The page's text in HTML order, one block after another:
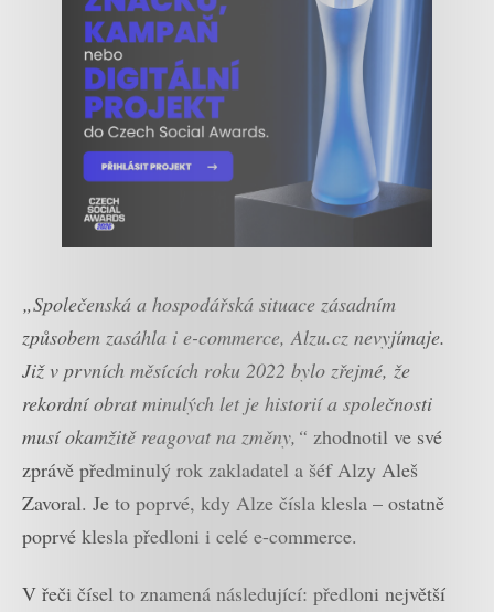
„Společenská a hospodářská situace zásadním
způsobem zasáhla i e-commerce, Alzu.cz nevyjímaje.
Již v prvních měsících roku 2022 bylo zřejmé, že
rekordní obrat minulých let je historií a společnosti
musí okamžitě reagovat na změny,“ zhodnotil ve své
zprávě předminulý rok zakladatel a šéf Alzy Aleš
Zavoral. Je to poprvé, kdy Alze čísla klesla – ostatně
poprvé klesla předloni i celé e-commerce.
V řeči čísel to znamená následující: předloni největší